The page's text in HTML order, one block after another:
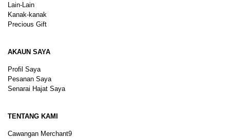
Lain-Lain
Kanak-kanak
Precious Gift
AKAUN SAYA
Profil Saya
Pesanan Saya
Senarai Hajat Saya
TENTANG KAMI
Cawangan Merchant9